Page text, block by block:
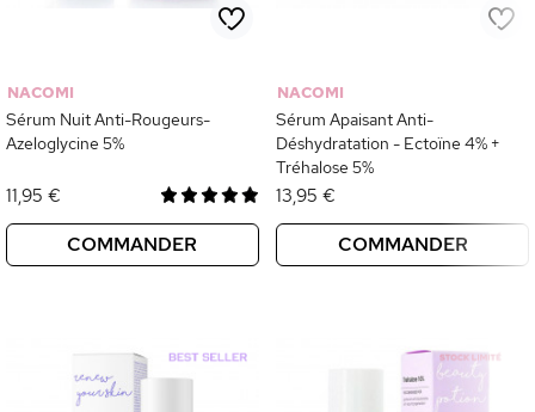
NACOMI
Sérum Nuit Anti-Rougeurs-
Azeloglycine 5%
11,95 €
COMMANDER
NACOMI
Sérum Apaisant Anti-
Déshydratation - Ectoïne 4% +
Tréhalose 5%
13,95 €
COMMANDER